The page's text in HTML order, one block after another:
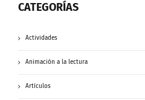
CATEGORÍAS
Actividades
Animación a la lectura
Artículos